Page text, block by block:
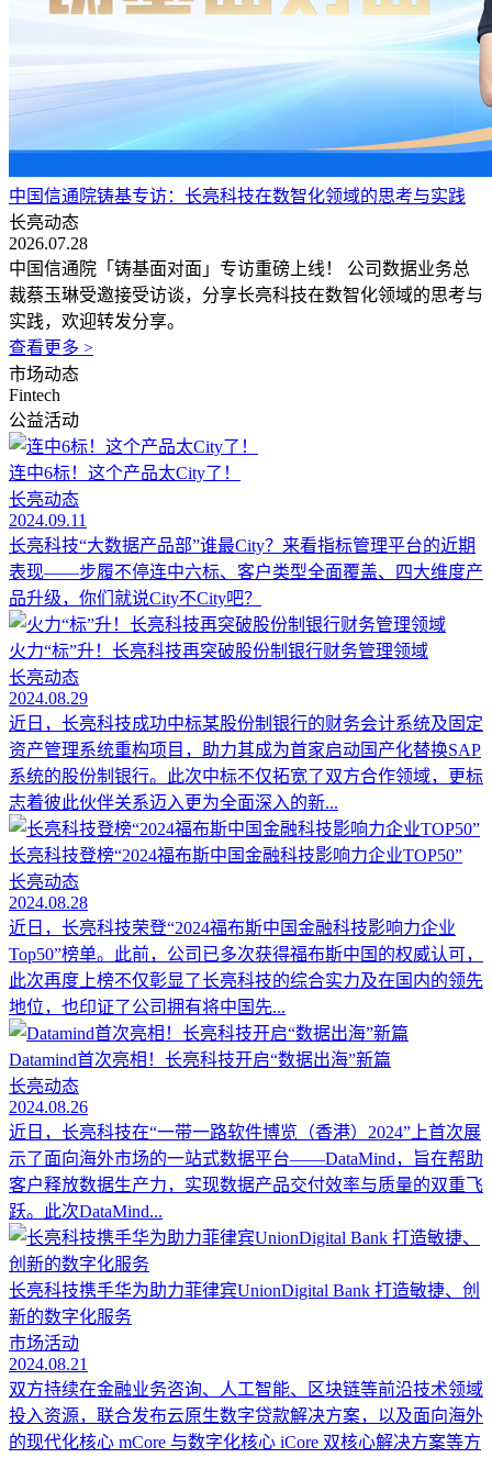
中国信通院铸基专访：长亮科技在数智化领域的思考与实践
长亮动态
2026.07.28
中国信通院「铸基面对面」专访重磅上线！ 公司数据业务总
裁蔡玉琳受邀接受访谈，分享长亮科技在数智化领域的思考与
实践，欢迎转发分享。
查看更多 >
市场动态
Fintech
公益活动
连中6标！这个产品太City了！
长亮动态
2024.09.11
长亮科技“大数据产品部”谁最City？来看指标管理平台的近期
表现——步履不停连中六标、客户类型全面覆盖、四大维度产
品升级，你们就说City不City吧？
火力“标”升！长亮科技再突破股份制银行财务管理领域
长亮动态
2024.08.29
近日，长亮科技成功中标某股份制银行的财务会计系统及固定
资产管理系统重构项目，助力其成为首家启动国产化替换SAP
系统的股份制银行。此次中标不仅拓宽了双方合作领域，更标
志着彼此伙伴关系迈入更为全面深入的新...
长亮科技登榜“2024福布斯中国金融科技影响力企业TOP50”
长亮动态
2024.08.28
近日，长亮科技荣登“2024福布斯中国金融科技影响力企业
Top50”榜单。此前，公司已多次获得福布斯中国的权威认可，
此次再度上榜不仅彰显了长亮科技的综合实力及在国内的领先
地位，也印证了公司拥有将中国先...
Datamind首次亮相！长亮科技开启“数据出海”新篇
长亮动态
2024.08.26
近日，长亮科技在“一带一路软件博览（香港）2024”上首次展
示了面向海外市场的一站式数据平台——DataMind，旨在帮助
客户释放数据生产力，实现数据产品交付效率与质量的双重飞
跃。此次DataMind...
长亮科技携手华为助力菲律宾UnionDigital Bank 打造敏捷、创
新的数字化服务
市场活动
2024.08.21
双方持续在金融业务咨询、人工智能、区块链等前沿技术领域
投入资源，联合发布云原生数字贷款解决方案，以及面向海外
的现代化核心 mCore 与数字化核心 iCore 双核心解决方案等方